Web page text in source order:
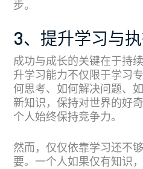
步。
3、提升学习与
成功与成长的关键在于持
升学习能力不仅限于学习
何思考、如何解决问题、
新知识，保持对世界的好
个人始终保持竞争力。
然而，仅仅依靠学习还不
要。一个人如果仅有知识